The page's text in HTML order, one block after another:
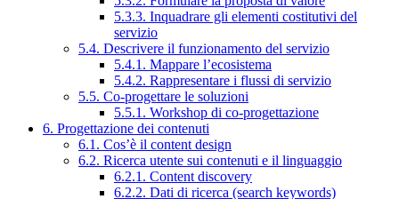
5.3.3. Inquadrare gli elementi costitutivi del
servizio
5.4. Descrivere il funzionamento del servizio
5.4.1. Mappare l’ecosistema
5.4.2. Rappresentare i flussi di servizio
5.5. Co-progettare le soluzioni
5.5.1. Workshop di co-progettazione
6. Progettazione dei contenuti
6.1. Cos’è il content design
6.2. Ricerca utente sui contenuti e il linguaggio
6.2.1. Content discovery
6.2.2. Dati di ricerca (search keywords)